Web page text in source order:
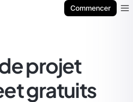
Commencer
projet
gratuits